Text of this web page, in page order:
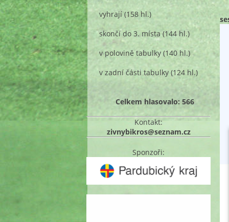
vyhrají (158 hl.)
skončí do 3. místa(144 hl.)
v polovině tabulky (140 hl.)
v zadní části tabulky (124 hl.)
Celkem hlasovalo: 566
Kontakt:
zivnybikros@seznam.cz
Sponzoři: